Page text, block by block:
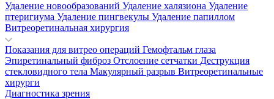
Удаление новообразований Удаление халязиона Удаление
птеригиума Удаление пингвекулы Удаление папиллом
Витреоретинальная хирургия
Показания для витрео операций Гемофтальм глаза
Эпиретинальный фиброз Отслоение сетчатки Деструкция
стекловидного тела Макулярный разрыв Витреоретинальные
хирурги
Диагностика зрения